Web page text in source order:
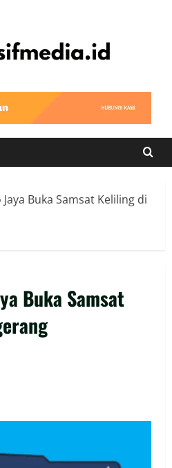
Buka Samsat Keliling di
Buka Samsat